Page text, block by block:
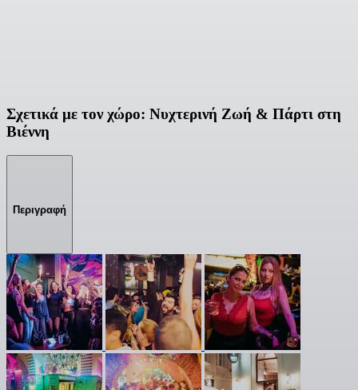
Σχετικά με τον χώρο: Νυχτερινή Ζωή & Πάρτι στη
Βιέννη
Περιγραφή